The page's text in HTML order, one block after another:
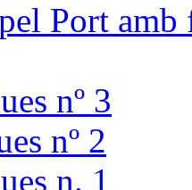
Port
nº 3
nº 2
n. 1